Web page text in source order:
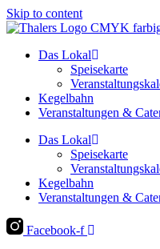
Skip to content
Das Lokal
Speisekarte
Kegelbahn
Veranstaltungen &
Das Lokal
Speisekarte
Kegelbahn
Veranstaltungen &
Facebook-f